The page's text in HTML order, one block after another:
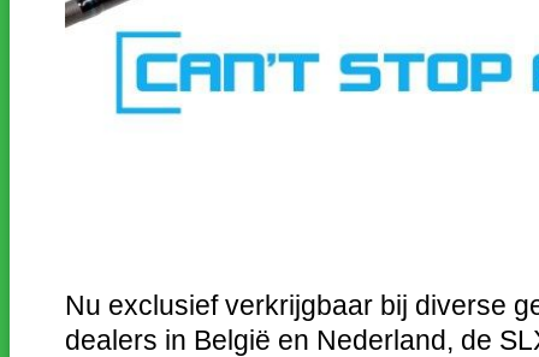
Nu exclusief verkrijgbaar bij diverse
dealers in België en Nederland, de